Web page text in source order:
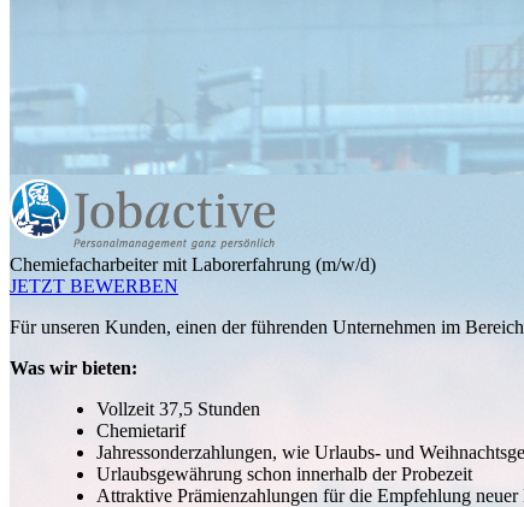
Chemiefacharbeiter mit Laborerfahrung (m/w/d)
JETZT BEWERBEN
Für unseren Kunden, einen der führenden Unternehmen im
Was wir bieten:
Vollzeit 37,5 Stunden
Chemietarif
Jahressonderzahlungen, wie Urlaubs- und
Urlaubsgewährung schon innerhalb der Probezeit
Attraktive Prämienzahlungen für die Empfehlung